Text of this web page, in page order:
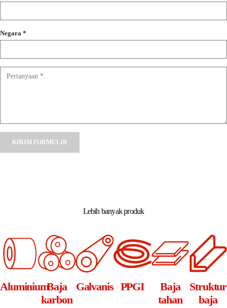
Negara *
Lebih banyak produk
AluminiumBaja
karbon
Galvanis PPGI
Baja
tahan
Struktur
baja